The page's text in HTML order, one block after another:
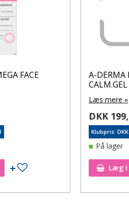
FACE
Tilføj til ønskeseddel
A-DERMA
CALM.GEL
Læs mere »
DKK
Klubpris:
På lager
Læg i